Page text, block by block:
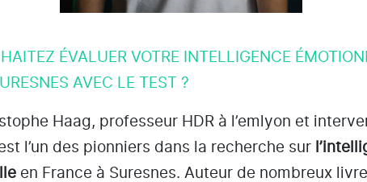
ÉVALUER VOTRE INTELLIGENCE
AVEC LE TEST ?
Haag, professeur HDR à l’emlyon et
l’un des pionniers dans la recherche sur
en France à Suresnes. Auteur de nombreux